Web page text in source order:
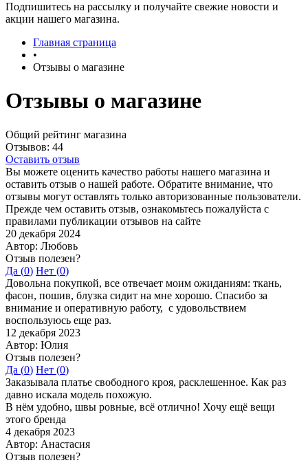
Подпишитесь на рассылку и получайте свежие новости и
акции нашего магазина.
Главная страница
•
Отзывы о магазине
Отзывы о магазине
Общий рейтинг магазина
Отзывов: 44
Оставить отзыв
Вы можете оценить качество работы нашего магазина и
оставить отзыв о нашей работе. Обратите внимание, что
отзывы могут оставлять только авторизованные пользователи.
Прежде чем оставить отзыв, ознакомьтесь пожалуйста с
правилами публикации отзывов на сайте
20 декабря 2024
Автор: Любовь
Отзыв полезен?
Да (0) Нет (0)
Довольна покупкой, все отвечает моим ожиданиям: ткань,
фасон, пошив, блузка сидит на мне хорошо. Спасибо за
внимание и оперативную работу, с удовольствием
воспользуюсь еще раз.
12 декабря 2023
Автор: Юлия
Отзыв полезен?
Да (0) Нет (0)
Заказывала платье свободного кроя, расклешенное. Как раз
давно искала модель похожую.
В нём удобно, швы ровные, всё отлично! Хочу ещё вещи
этого бренда
4 декабря 2023
Автор: Анастасия
Отзыв полезен?